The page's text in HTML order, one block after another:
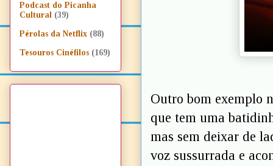
Outro bom exemplo
que tem uma
mas sem deixar de
voz sussurrada e
Podcast do Picanha
Cultural (39)
Pérolas da Netflix (88)
Tesouros Cinéfilos (169)